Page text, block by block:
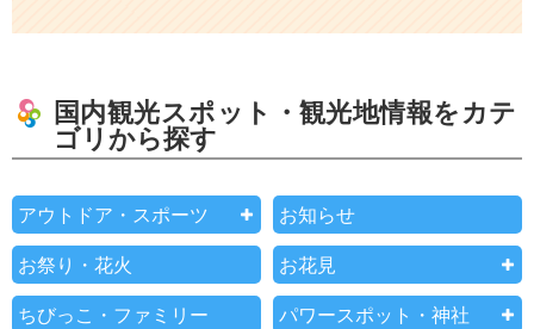
国内観光スポット・観光地情報をカテ
ゴリから探す
アウトドア・スポーツ お知らせ
お祭り・花火 お花見
ちびっこ・ファミリー パワースポット・神社